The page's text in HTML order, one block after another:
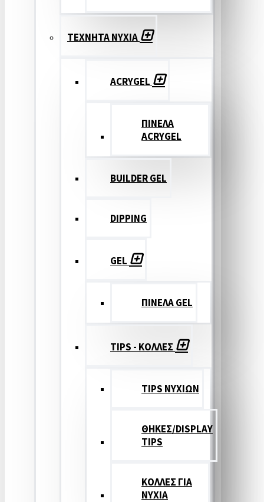
ΤΕΧΝΗΤΑ ΝΥΧΙΑ
ACRYGEL
ΠΙΝΕΛΑ
ACRYGEL
BUILDER GEL
DIPPING
GEL
ΠΙΝΕΛΑ GEL
TIPS - ΚΟΛΛΕΣ
TIPS ΝΥΧΙΩΝ
ΘΗΚΕΣ/DISPLAY
TIPS
ΚΟΛΛΕΣ ΓΙΑ
ΝΥΧΙΑ